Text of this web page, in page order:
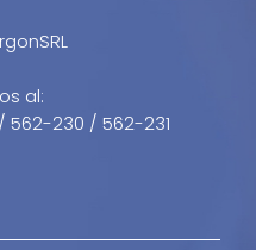
al:
562-230 / 562-231